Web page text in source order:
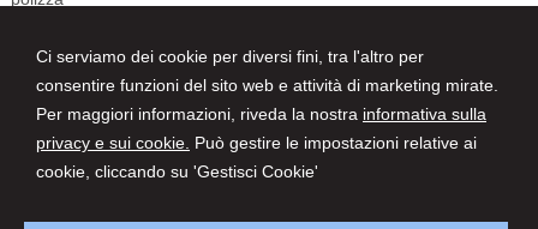
Ci serviamo dei cookie per diversi fini, tra l'altro per
consentire funzioni del sito web e attività di marketing mirate.
Per maggiori informazioni, riveda la nostra informativa sulla
privacy e sui cookie. Può gestire le impostazioni relative ai
cookie, cliccando su 'Gestisci Cookie'
Allucinazioni IA e mancato controllo dell’avvocato: tra sanzioni
pecuniarie e disciplinari